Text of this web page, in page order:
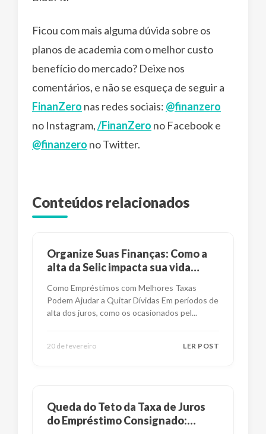
Ficou com mais alguma dúvida sobre os
planos de academia com o melhor custo
benefício do mercado? Deixe nos
comentários, e não se esqueça de seguir a
FinanZero nas redes sociais: @finanzero
no Instagram,/FinanZero no Facebook e
@finanzero no Twitter.
Conteúdos relacionados
Organize Suas Finanças: Como a
alta da Selic impacta sua vida
Como Empréstimos com Melhores Taxas
Podem Ajudar a Quitar Dívidas Em períodos de
alta dos juros, como os ocasionados pel...
20 de fevereiro LER POST
Queda do Teto da Taxa de Juros
do Empréstimo Consignado: